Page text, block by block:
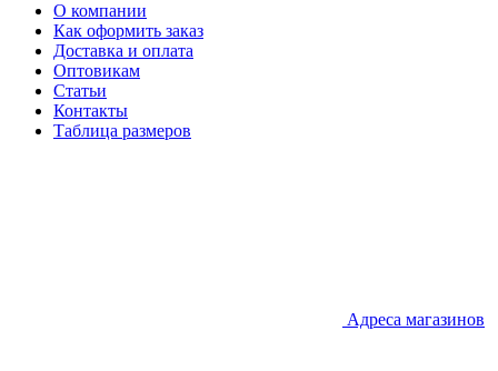
О компании
Как оформить заказ
Доставка и оплата
Оптовикам
Статьи
Контакты
Таблица размеров
Адреса магазинов